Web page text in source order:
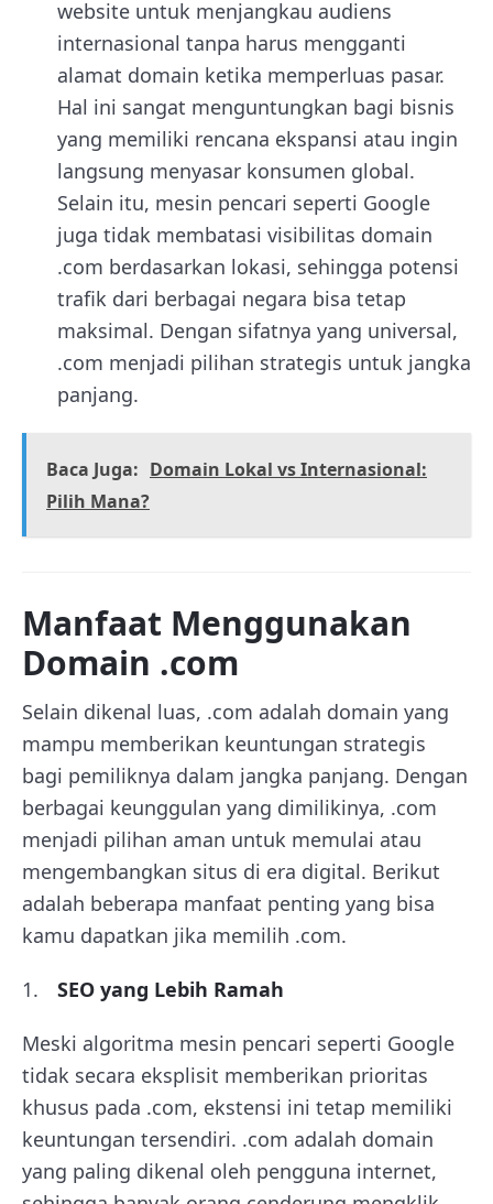
website untuk menjangkau audiens
internasional tanpa harus mengganti
alamat domain ketika memperluas pasar.
Hal ini sangat menguntungkan bagi bisnis
yang memiliki rencana ekspansi atau ingin
langsung menyasar konsumen global.
Selain itu, mesin pencari seperti Google
juga tidak membatasi visibilitas domain
.com berdasarkan lokasi, sehingga potensi
trafik dari berbagai negara bisa tetap
maksimal. Dengan sifatnya yang universal,
.com menjadi pilihan strategis untuk jangka
panjang.
Baca Juga: Domain Lokal vs Internasional:
Pilih Mana?
Manfaat Menggunakan
Domain .com
Selain dikenal luas, .com adalah domain yang
mampu memberikan keuntungan strategis
bagi pemiliknya dalam jangka panjang. Dengan
berbagai keunggulan yang dimilikinya, .com
menjadi pilihan aman untuk memulai atau
mengembangkan situs di era digital. Berikut
adalah beberapa manfaat penting yang bisa
kamu dapatkan jika memilih .com.
SEO yang Lebih Ramah
Meski algoritma mesin pencari seperti Google
tidak secara eksplisit memberikan prioritas
khusus pada .com, ekstensi ini tetap memiliki
keuntungan tersendiri. .com adalah domain
yang paling dikenal oleh pengguna internet,